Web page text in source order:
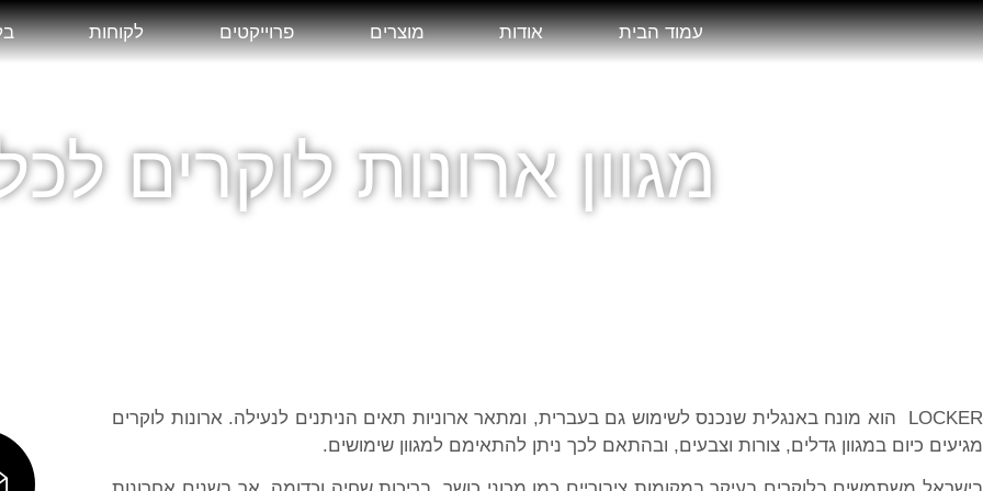
עמוד הבית אודות מוצרים פרוייקטים לקוחות
מגוון ארונות לוקרים
LOCKER הוא מונח באנגלית שנכנס לשימוש גם בעברית, ומתאר ארוניות תאים הניתנים לנעילה. ארונות לוקרים
מגיעים כיום במגוון גדלים, צורות וצבעים, ובהתאם לכך ניתן להתאימם למגוון שימושים.